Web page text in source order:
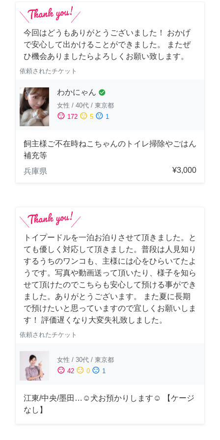
今回はどうもありがとうございました！ おかげ
で安心して出かけることができました。 またぜ
ひ機会ありましたらよろしくお願い致します。
依頼されたチケット
わかにゃん check_circle
女性 / 40代 / 東京都
sentiment_satisfied 172 sentiment_neutral 5 sentiment_dissatisfied 1
飼主様ご不在時ねこちゃんのトイレ掃除やごはん
補充等
兵庫県
¥3,000
トイプードルを一泊お泊りさせて頂きました。と
ても優しく対応して頂きました。普段は人見知り
するうちのワンコも、主様には心をひらいてたよ
うです。写真や動画送って頂いたり、様子を知ら
せて頂けたのでこちらも安心して預ける事ができ
ました。ありがとうございます。 また夏に長期
で預けたいと思っていますので宜しくお願いしま
す！ 評価遅くなり大変失礼致しました。
依頼されたチケット
女性 / 30代 / 東京都
sentiment_satisfied 42 sentiment_neutral 0 sentiment_dissatisfied 1
江東/中央/墨田…☺︎犬お預かりします☺︎ 【ケージ
なし】